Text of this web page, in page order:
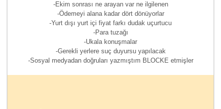
-Ekim sonrası ne arayan var ne ilgilenen
-Ödemeyi alana kadar dört dönüyorlar
-Yurt dışı yurt içi fiyat farkı dudak uçurtucu
-Para tuzağı
-Ukala konuşmalar
-Gerekli yerlere suç duyursu yapılacak
-Sosyal medyadan doğruları yazmıştım BLOCKE etmişler